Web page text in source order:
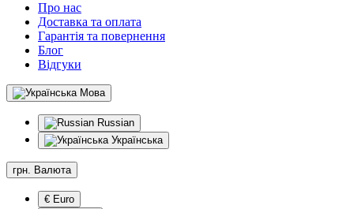
Про нас
Доставка та оплата
Гарантія та повернення
Блог
Відгуки
Мова
Russian
Українська
грн. Валюта
€ Euro